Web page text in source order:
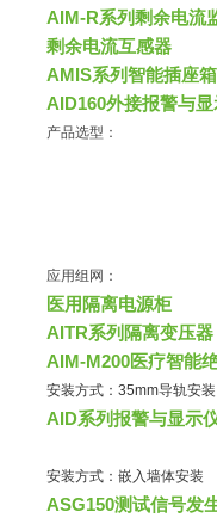
AIM-R系列剩余电流
剩余电流互感器
AMIS系列智能插座箱
AID160外接报警与
产品选型：
应用组网：
医用隔离电源柜
AITR系列隔离变压器
AIM-M200医疗智能
安装方式：35mm导轨安装
AID系列报警与显示
安装方式：嵌入墙体安装
ASG150测试信号发